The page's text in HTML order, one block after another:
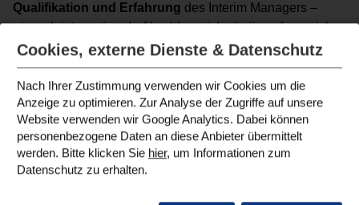
Qualifikation und Erfahrung des Interim Managers –
etwa ob internationale Abschlusssicherheit, umfangreiche
Führungserfahrung oder branchenspezifische Expertise
vorhanden ist.
Schließlich beeinflusst auch dieKonkrete Aufgabe
Tagessatz: Ein internationaler Konzernabschluss mit
mehreren Tochtergesellschaften erfordert deutlich mehr
Erfahrung und Verantwortung als der Abschluss einer
Einzelgesellschaft – entsprechend unterscheiden sich die
Cookies, externe Dienste & Datenschutz
Nach Ihrer Zustimmung verwenden wir Cookies um die
Anzeige zu optimieren. Zur Analyse der Zugriffe auf unsere
Website verwenden wir Google Analytics. Dabei können
personenbezogene Daten an diese Anbieter übermittelt
werden. Bitte klicken Sie hier, um Informationen zum
Datenschutz zu erhalten.